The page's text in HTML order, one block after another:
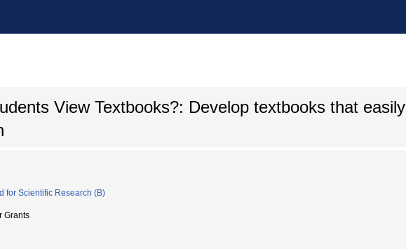
View Textbooks?: Develop textbooks that easily
for Scientific Research (B)
Grants